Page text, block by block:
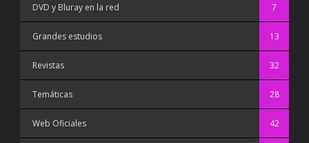
DVD y Bluray en la red 7
Grandes estudios 13
Revistas 32
Temáticas 28
Web Oficiales 42